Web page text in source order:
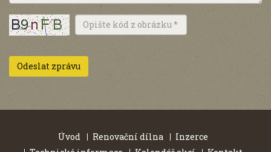
Úvod Renovační dílna
Inzerce